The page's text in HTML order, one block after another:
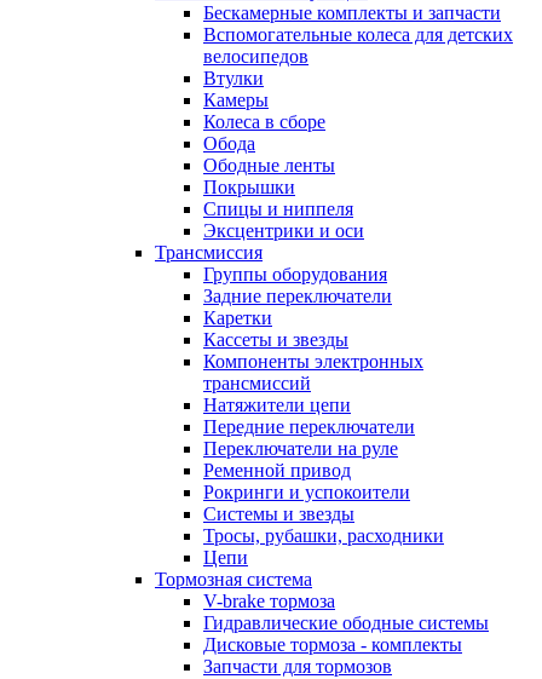
Бескамерные комплекты и запчасти
Вспомогательные колеса для детских
велосипедов
Втулки
Камеры
Колеса в сборе
Обода
Ободные ленты
Покрышки
Спицы и ниппеля
Эксцентрики и оси
Трансмиссия
Группы оборудования
Задние переключатели
Каретки
Кассеты и звезды
Компоненты электронных
трансмиссий
Натяжители цепи
Передние переключатели
Переключатели на руле
Ременной привод
Рокринги и успокоители
Системы и звезды
Тросы, рубашки, расходники
Цепи
Тормозная система
V-brake тормоза
Гидравлические ободные системы
Дисковые тормоза - комплекты
Запчасти для тормозов